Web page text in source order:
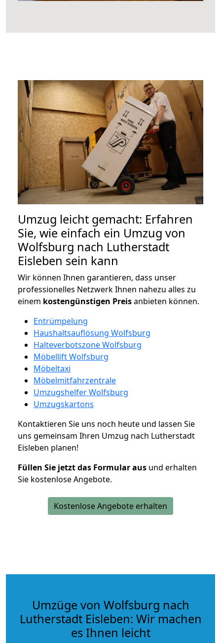
Umzug leicht gemacht: Erfahren
Sie, wie einfach ein Umzug von
Wolfsburg nach Lutherstadt
Eisleben sein kann
Wir können Ihnen garantieren, dass unser
professionelles Netzwerk Ihnen nahezu alles zu
einem kostengünstigen Preisanbieten können.
Entrümpelung
Haushaltsauflösung Wolfsburg
Halteverbotszone Wolfsburg
Möbellift Wolfsburg
Möbeltaxi
Möbelmitfahrzentrale
Umzugshelfer Wolfsburg
Umzugskartons
Kontaktieren Sie uns noch heute und lassen Sie
uns gemeinsam Ihren Umzug nach Lutherstadt
Eisleben planen!
Füllen Sie jetzt das Formular aus und erhalten
Sie kostenlose Angebote.
Kostenlose Angebote erhalten
Umzüge von Wolfsburg nach
Lutherstadt Eisleben: Wir machen
es Ihnen leicht